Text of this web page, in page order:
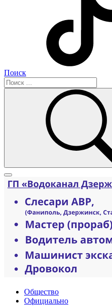
Поиск
Общество
Официально